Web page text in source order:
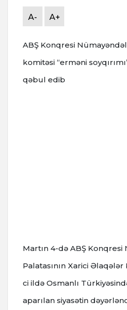
A- A+
ABŞ Konqresi
komitəsi “erməni
qəbul edib
Martın 4-də ABŞ
Palatasının Xarici Əlaqələr
ci ildə Osmanlı
aparılan siyasətin